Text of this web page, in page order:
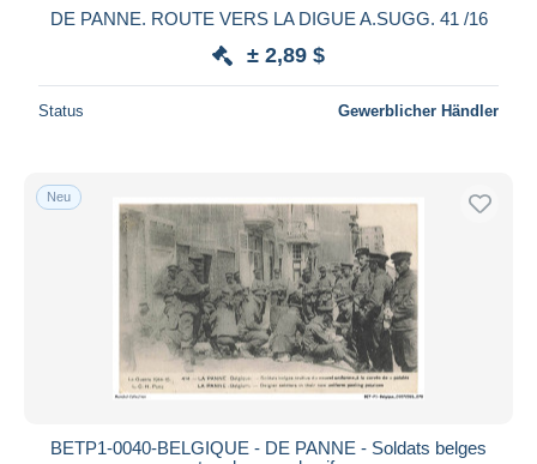
DE PANNE. ROUTE VERS LA DIGUE A.SUGG. 41 /16
± 2,89 $
Status Gewerblicher Händler
Neu
BETP1-0040-BELGIQUE - DE PANNE - Soldats belges